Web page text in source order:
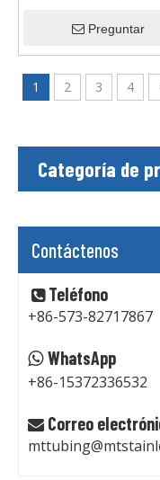
embalaje de carrete de
Preguntar
1 2 3 4
Categoría de
Contáctenos
 Teléfono
+86-573-82717867
 WhatsApp
+86-15372336532
 Correo